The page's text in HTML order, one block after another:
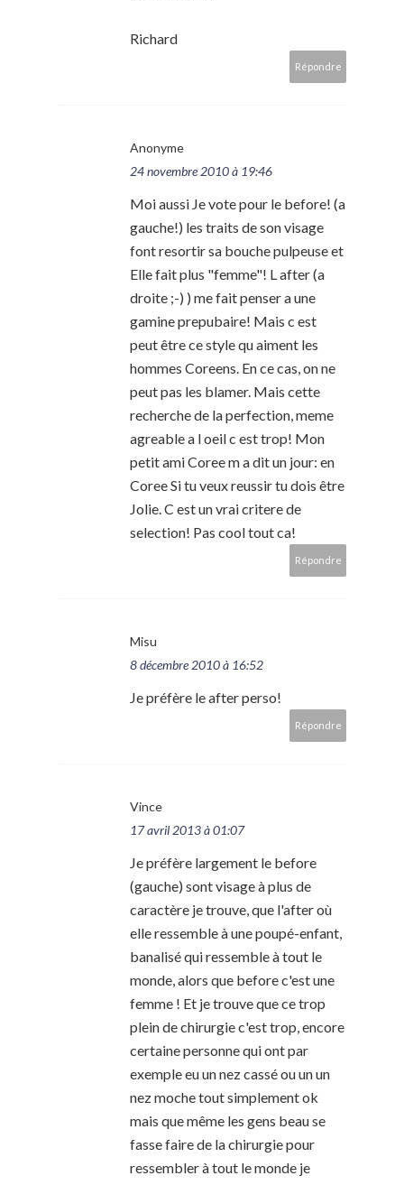
Richard
Répondre
Anonyme
24 novembre 2010 à 19:46
Moi aussi Je vote pour le before! (a
gauche!) les traits de son visage
font resortir sa bouche pulpeuse et
Elle fait plus "femme"! L after (a
droite ;-) ) me fait penser a une
gamine prepubaire! Mais c est
peut être ce style qu aiment les
hommes Coreens. En ce cas, on ne
peut pas les blamer. Mais cette
recherche de la perfection, meme
agreable a l oeil c est trop! Mon
petit ami Coree m a dit un jour: en
Coree Si tu veux reussir tu dois être
Jolie. C est un vrai critere de
selection! Pas cool tout ca!
Répondre
Misu
8 décembre 2010 à 16:52
Je préfère le after perso!
Répondre
Vince
17 avril 2013 à 01:07
Je préfère largement le before
(gauche) sont visage à plus de
caractère je trouve, que l'after où
elle ressemble à une poupé-enfant,
banalisé qui ressemble à tout le
monde, alors que before c'est une
femme ! Et je trouve que ce trop
plein de chirurgie c'est trop, encore
certaine personne qui ont par
exemple eu un nez cassé ou un un
nez moche tout simplement ok
mais que même les gens beau se
fasse faire de la chirurgie pour
ressembler à tout le monde je